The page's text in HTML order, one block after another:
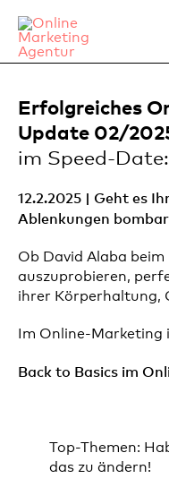
Erfolgreiches
Update 02/
im Speed-
12.2.2025 | Geht es
Ablenkungen
Ob David Alaba
auszuprobieren,
ihrer Körperhaltung,
Im Online-Marketing
Back to Basics im
Top-Themen:
das zu ändern!